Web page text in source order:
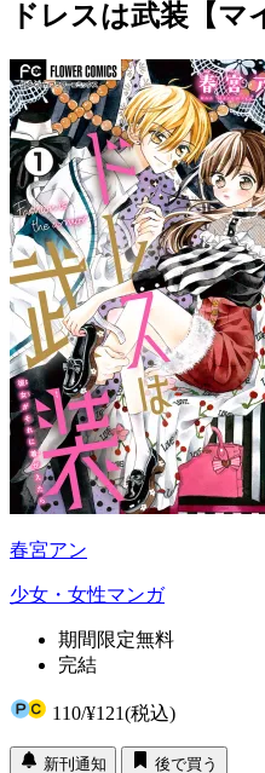
ドレスは武装【マ
春宮アン
少女・女性マンガ
期間限定無料
完結
110/¥121(税込)
新刊通知
後で買う